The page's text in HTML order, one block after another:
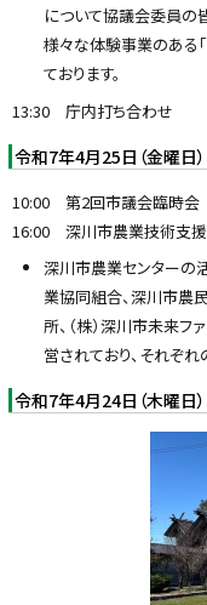
について協議会委員の
様々な体験事業のある
ております。
13:30 庁内打ち合わせ
令和7年4月25日（金曜日）
10:00 第2回市議会臨時会
16:00 深川市農業技術支
深川市農業センターの
業協同組合、深川市農
所、（株）深川市未来
営されており、それぞ
令和7年4月24日（木曜日）